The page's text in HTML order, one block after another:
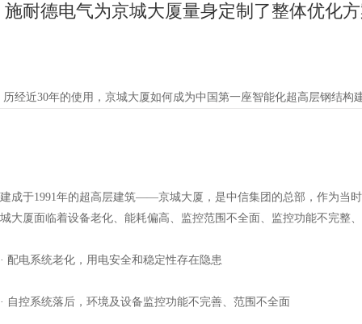
施耐德电气为京城大厦量身定制了整体优化
历经近30年的使用，京城大厦如何成为中国第一座智能化超高层钢结
建成于1991年的超高层建筑——京城大厦，是中信集团的总部，作为当
城大厦面临着设备老化、能耗偏高、监控范围不全面、监控功能不完整
· 配电系统老化，用电安全和稳定性存在隐患
· 自控系统落后，环境及设备监控功能不完善、范围不全面